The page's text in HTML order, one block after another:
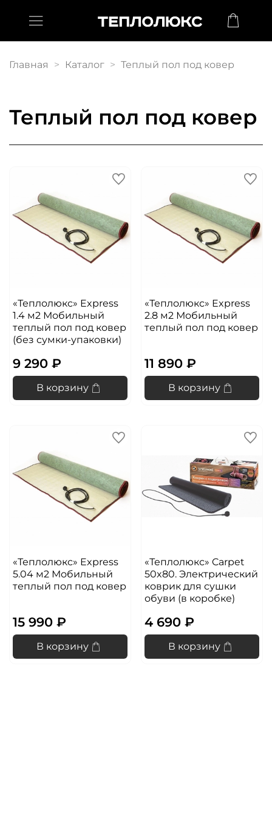
Главная Каталог Теплый пол под ковер
Теплый пол под ковер
«Теплолюкс» Express
1.4 м2 Мобильный
теплый пол под ковер
(без сумки-упаковки)
9 290 ₽
В корзину
«Теплолюкс» Express
2.8 м2 Мобильный
теплый пол под ковер
11 890 ₽
В корзину
«Теплолюкс» Express
5.04 м2 Мобильный
теплый пол под ковер
15 990 ₽
В корзину
«Теплолюкс» Carpet
50x80. Электрический
коврик для сушки
обуви (в коробке)
4 690 ₽
В корзину